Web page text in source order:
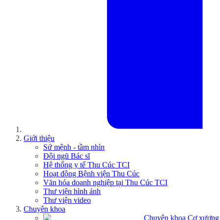
Giới thiệu
Sứ mệnh - tầm nhìn
Đội ngũ Bác sĩ
Hệ thống y tế Thu Cúc TCI
Hoạt động Bệnh viện Thu Cúc
Văn hóa doanh nghiệp tại Thu Cúc TCI
Thư viện hình ảnh
Thư viện video
Chuyên khoa
Chuyên khoa Cơ